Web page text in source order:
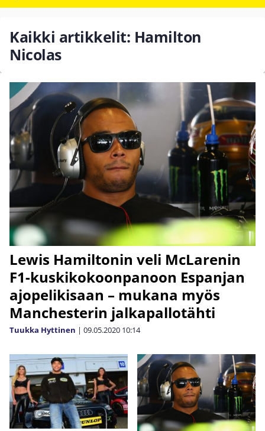
Kaikki artikkelit: Hamilton
Nicolas
Lewis Hamiltonin veli McLarenin
F1-kuskikokoonpanoon Espanjan
ajopelikisaan – mukana myös
Manchesterin jalkapallotähti
Tuukka Hyttinen | 09.05.2020 10:14